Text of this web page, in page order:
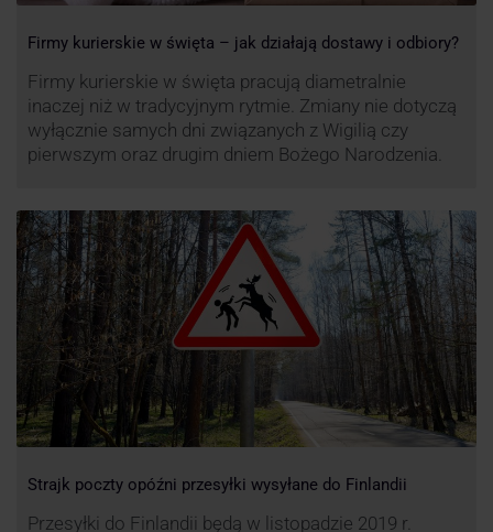
Firmy kurierskie w święta – jak działają dostawy i odbiory?
Firmy kurierskie w święta pracują diametralnie
inaczej niż w tradycyjnym rytmie. Zmiany nie dotyczą
wyłącznie samych dni związanych z Wigilią czy
pierwszym oraz drugim dniem Bożego Narodzenia.
Strajk poczty opóźni przesyłki wysyłane do Finlandii
Przesyłki do Finlandii będą w listopadzie 2019 r.